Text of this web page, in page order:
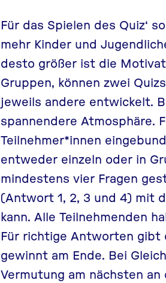
Für das Spielen des Quiz‘
mehr Kinder und
desto größer ist die
Gruppen, können zwei
jeweils andere entwickelt.
spannendere Atmosphäre.
Teilnehmer*innen
entweder einzeln oder in
mindestens vier Fragen
(Antwort 1, 2, 3 und 4) mit
kann. Alle Teilnehmenden
Für richtige Antworten gibt
gewinnt am Ende. Bei
Vermutung am nächsten